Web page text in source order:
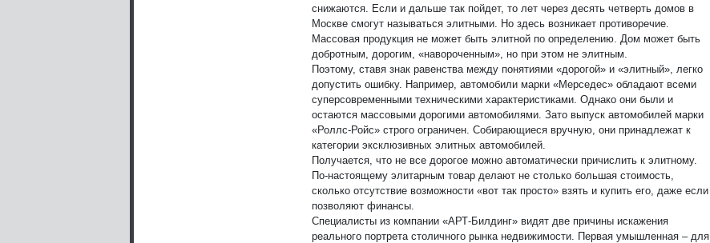
снижаются. Если и дальше так пойдет, то лет через десять четверть домов в
Москве смогут называться элитными. Но здесь возникает противоречие.
Массовая продукция не может быть элитной по определению. Дом может быть
добротным, дорогим, «навороченным», но при этом не элитным.
Поэтому, ставя знак равенства между понятиями «дорогой» и «элитный», легко
допустить ошибку. Например, автомобили марки «Мерседес» обладают всеми
суперсовременными техническими характеристиками. Однако они были и
остаются массовыми дорогими автомобилями. Зато выпуск автомобилей марки
«Роллс-Ройс» строго ограничен. Собирающиеся вручную, они принадлежат к
категории эксклюзивных элитных автомобилей.
Получается, что не все дорогое можно автоматически причислить к элитному.
По-настоящему элитарным товар делают не столько большая стоимость,
сколько отсутствие возможности «вот так просто» взять и купить его, даже если
позволяют финансы.
Специалисты из компании «АРТ-Билдинг» видят две причины искажения
реального портрета столичного рынка недвижимости. Первая умышленная – для